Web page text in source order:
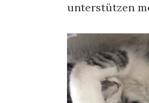
unterstützen